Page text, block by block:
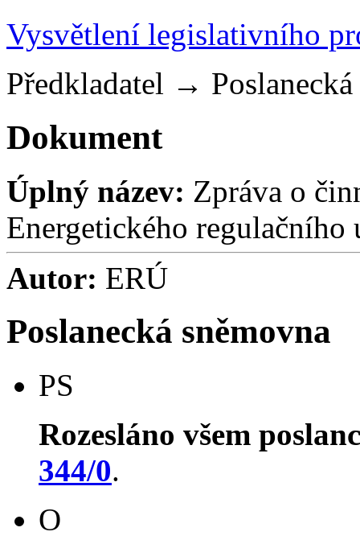
Vysvětlení legislativního
Předkladatel →
Dokument
Úplný název: Zpráva o
Energetického regulačního
Autor: ERÚ
Poslanecká sněmovna
PS
Rozesláno všem
344/0.
O